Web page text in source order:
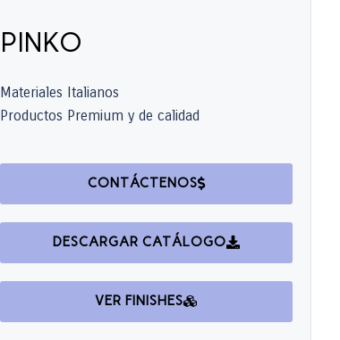
PINKO
Materiales Italianos
Productos Premium y de calidad
CONTÁCTENOS
DESCARGAR CATÁLOGO
VER FINISHES